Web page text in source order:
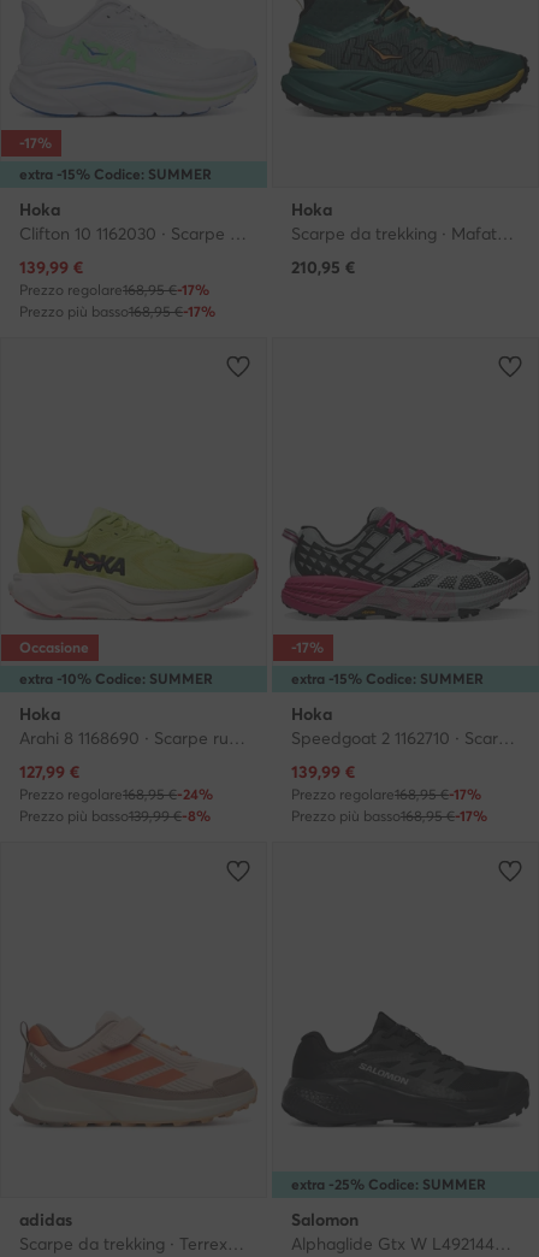
extra -15% Codice: SUMMER
-17%
Hoka
Clifton 10 1162030 · Scarpe running
Prezzo attuale
139,99 €
Prezzo regolare168,95 €-17%
Prezzo più basso168,95 €-17%
Hoka
Scarpe da trekking · Mafate Hike 1171921 · Verde
210,95 €
extra -10% Codice: SUMMER
Occasione
Hoka
Arahi 8 1168690 · Scarpe running
Prezzo attuale
127,99 €
Prezzo regolare168,95 €-24%
Prezzo più basso139,99 €-8%
extra -15% Codice: SUMMER
-17%
Hoka
Speedgoat 2 1162710 · Scarpe running
Prezzo attuale
139,99 €
Prezzo regolare168,95 €-17%
Prezzo più basso168,95 €-17%
adidas
Scarpe da trekking · Terrex Trailmaker 2 JR9067 · Beige
extra -25% Codice: SUMMER
Salomon
Alphaglide Gtx W L49214400 · Scarpe running